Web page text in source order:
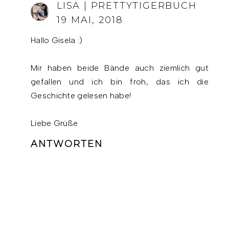
LISA | PRETTYTIGERBUCH
19 MAI, 2018
Hallo Gisela :)
Mir haben beide Bände auch ziemlich gut
gefallen und ich bin froh, das ich die
Geschichte gelesen habe!
Liebe Grüße
ANTWORTEN